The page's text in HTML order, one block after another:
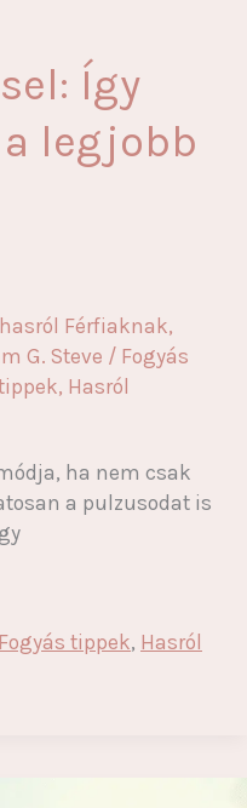
Így
legjobb
Férfiaknak,
G. Steve / Fogyás
, Hasról
ha nem csak
a pulzusodat is
Fogyás tippek, Hasról